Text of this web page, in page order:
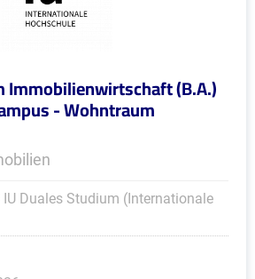
Immobilienwirtschaft (B.A.)
- Wohntraum
Duales Studium (Internationale